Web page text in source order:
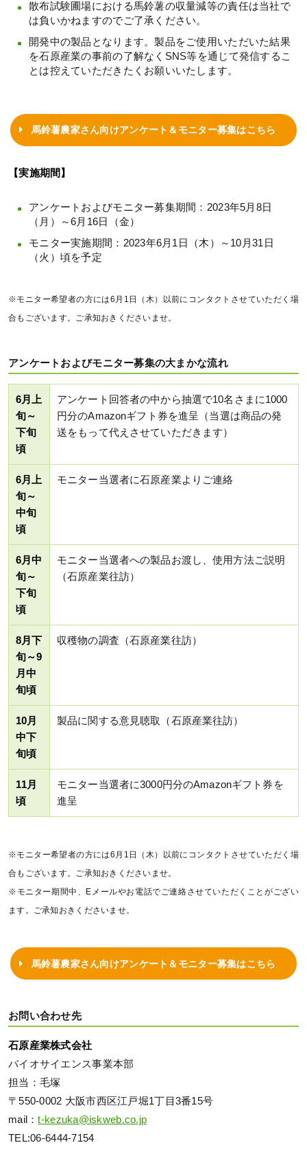
散布試験圃場における馬鈴薯の収量減等の責任は当社で
は負いかねますのでご了承ください。
開発中の製品となります。製品をご使用いただいた結果
を石原産業の事前の了解なくSNS等を通じて発信するこ
とは控えていただきたくお願いいたします。
馬鈴薯農家さん向けアンケート＆モニター募集はこちら
【実施期間】
アンケートおよびモニター募集期間：2023年5月8日
（月）～6月16日（金）
モニター実施期間：2023年6月1日（木）～10月31日
（火）頃を予定
※モニター希望者の方には6月1日（木）以前にコンタクトさせていただく場
合もございます。ご承知おきくださいませ。
アンケートおよびモニター募集の大まかな流れ
6月上
旬～
下旬
頃
アンケート回答者の中から抽選で10名さまに1000
円分のAmazonギフト券を進呈（当選は商品の発
送をもって代えさせていただきます）
6月上
旬～
中旬
頃
モニター当選者に石原産業よりご連絡
6月中
旬～
下旬
頃
モニター当選者への製品お渡し、使用方法ご説明
（石原産業往訪）
8月下
旬～9
月中
旬頃
収穫物の調査（石原産業往訪）
10月
中下
旬頃
製品に関する意見聴取（石原産業往訪）
11月
頃
モニター当選者に3000円分のAmazonギフト券を
進呈
※モニター希望者の方には6月1日（木）以前にコンタクトさせていただく場
合もございます。ご承知おきくださいませ。
※モニター期間中、Eメールやお電話でご連絡させていただくことがござい
ます。ご承知おきくださいませ。
馬鈴薯農家さん向けアンケート＆モニター募集はこちら
お問い合わせ先
石原産業株式会社
バイオサイエンス事業本部
担当：毛塚
〒550-0002 大阪市西区江戸堀1丁目3番15号
mail：t-kezuka@iskweb.co.jp
TEL:06-6444-7154